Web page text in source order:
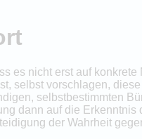
es nicht erst auf
selbst vorschlagen,
selbstbestimmten
dann auf die Erkenntnis
der Wahrheit